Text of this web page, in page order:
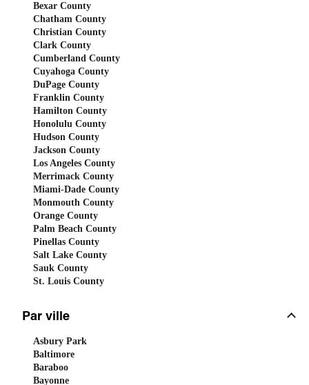
Bexar County
Chatham County
Christian County
Clark County
Cumberland County
Cuyahoga County
DuPage County
Franklin County
Hamilton County
Honolulu County
Hudson County
Jackson County
Los Angeles County
Merrimack County
Miami-Dade County
Monmouth County
Orange County
Palm Beach County
Pinellas County
Salt Lake County
Sauk County
St. Louis County
Par ville
Asbury Park
Baltimore
Baraboo
Bayonne